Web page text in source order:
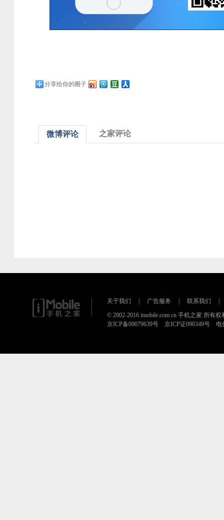
分享给你的圈子
微博评论 之家评论
关于我们 广告服务 联系我们
© 2002-2016 imobile.com.cn 手机之家 所有权
京ICP备09079639号 京ICP证090349号 电